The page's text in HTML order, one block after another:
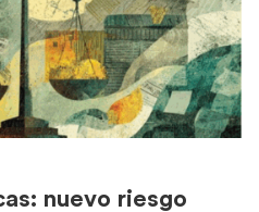
nuevo riesgo